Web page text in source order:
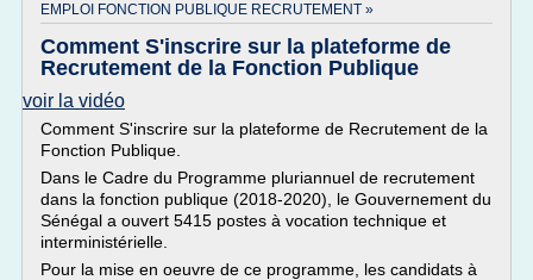
EMPLOI FONCTION PUBLIQUE RECRUTEMENT »
Comment S'inscrire sur la plateforme de
Recrutement de la Fonction Publique
voir la vidéo
Comment S'inscrire sur la plateforme de Recrutement de la
Fonction Publique.
Dans le Cadre du Programme pluriannuel de recrutement
dans la fonction publique (2018-2020), le Gouvernement du
Sénégal a ouvert 5415 postes à vocation technique et
interministérielle.
Pour la mise en oeuvre de ce programme, les candidats à